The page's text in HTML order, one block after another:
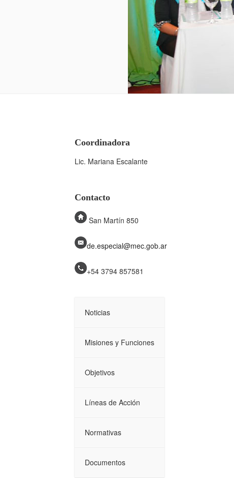
Coordinadora
Lic. Mariana Escalante
Contacto
San Martín 850
de.especial@mec.gob.ar
+54 3794 857581
Noticias
Misiones y Funciones
Objetivos
Líneas de Acción
Normativas
Documentos